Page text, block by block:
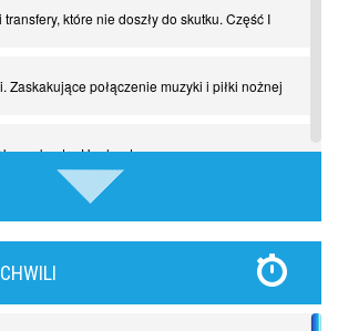
które nie doszły do skutku. Część I
Zaskakujące połączenie muzyki i piłki nożnej
kontra Haaland
Czy wilk będzie syty, a owca cała?